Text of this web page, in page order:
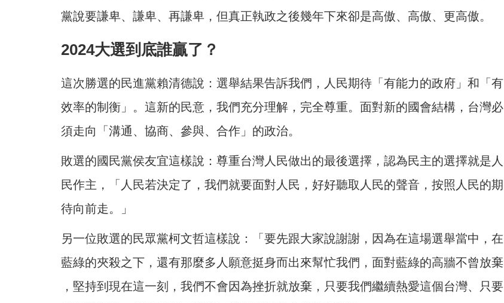
黨說要謙卑、謙卑、再謙卑，但真正執政之後幾年下來卻是高傲、高傲、更高傲。
2024大選到底誰贏了？
這次勝選的民進黨賴清德說：選舉結果告訴我們，人民期待「有能力的政府」和「有
效率的制衡」。這新的民意，我們充分理解，完全尊重。面對新的國會結構，台灣必
須走向「溝通、協商、參與、合作」的政治。
敗選的國民黨侯友宜這樣說：尊重台灣人民做出的最後選擇，認為民主的選擇就是人
民作主，「人民若決定了，我們就要面對人民，好好聽取人民的聲音，按照人民的期
待向前走。」
另一位敗選的民眾黨柯文哲這樣說：「要先跟大家說謝謝，因為在這場選舉當中，在
藍綠的夾殺之下，還有那麼多人願意挺身而出來幫忙我們，面對藍綠的高牆不曾放棄
，堅持到現在這一刻，我們不會因為挫折就放棄，只要我們繼續熱愛這個台灣、只要